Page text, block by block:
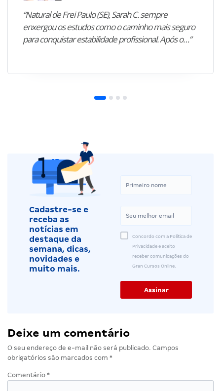
“Natural de Frei Paulo (SE), Sarah C. sempre
enxergou os estudos como o caminho mais seguro
para conquistar estabilidade profissional. Após o…”
Cadastre-se e
receba as
notícias em
destaque da
semana, dicas,
novidades e
muito mais.
Concordo com a Política de
Privacidade e aceito
receber comunicações do
Gran Cursos Online.
Deixe um comentário
O seu endereço de e-mail não será publicado. Campos
obrigatórios são marcados com *
Comentário *